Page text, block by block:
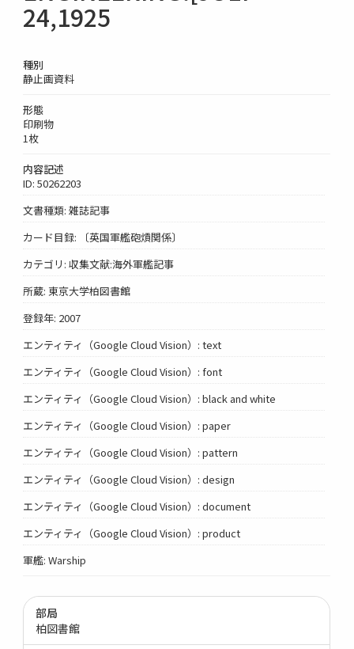
24,1925
種別
静止画資料
形態
印刷物
1枚
内容記述
ID: 50262203
文書種類: 雑誌記事
カード目録: 〔英国軍艦砲熕関係〕
カテゴリ: 収集文献:海外軍艦記事
所蔵: 東京大学柏図書館
登録年: 2007
エンティティ（Google Cloud Vision）: text
エンティティ（Google Cloud Vision）: font
エンティティ（Google Cloud Vision）: black and white
エンティティ（Google Cloud Vision）: paper
エンティティ（Google Cloud Vision）: pattern
エンティティ（Google Cloud Vision）: design
エンティティ（Google Cloud Vision）: document
エンティティ（Google Cloud Vision）: product
軍艦: Warship
部局
柏図書館